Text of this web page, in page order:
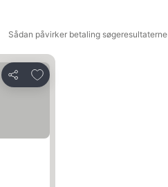
Sådan påvirker betaling søgeresultaterne
Del
Føj til favoritter